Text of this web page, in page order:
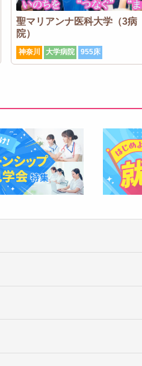
聖マリアンナ医科大学（3病
院）
神奈川 大学病院 955床